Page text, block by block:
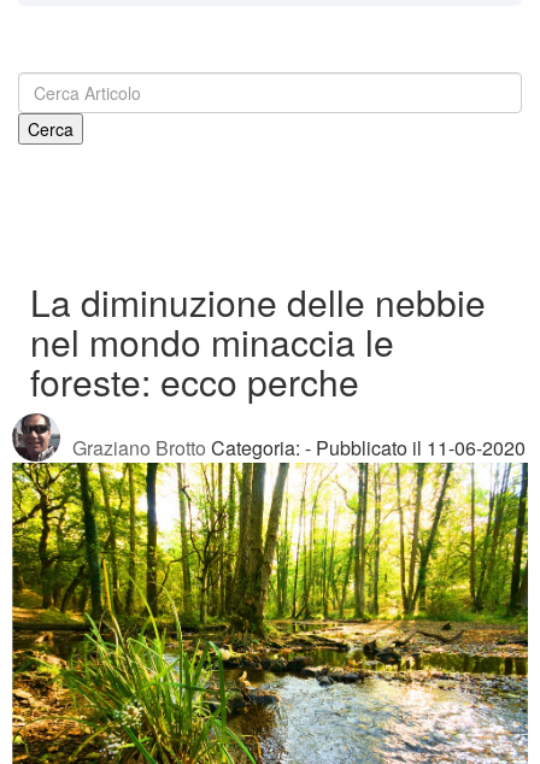
La diminuzione delle nebbie
nel mondo minaccia le
foreste: ecco perche
Graziano Brotto Categoria: - Pubblicato il 11-06-2020